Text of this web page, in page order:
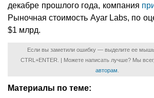
декабре прошлого года, компания
Рыночная стоимость Ayar Labs, по
$1 млрд.
Если вы заметили ошибку — выделите ее
CTRL+ENTER. | Можете написать лучше? Мы
авторам
Материалы по теме: